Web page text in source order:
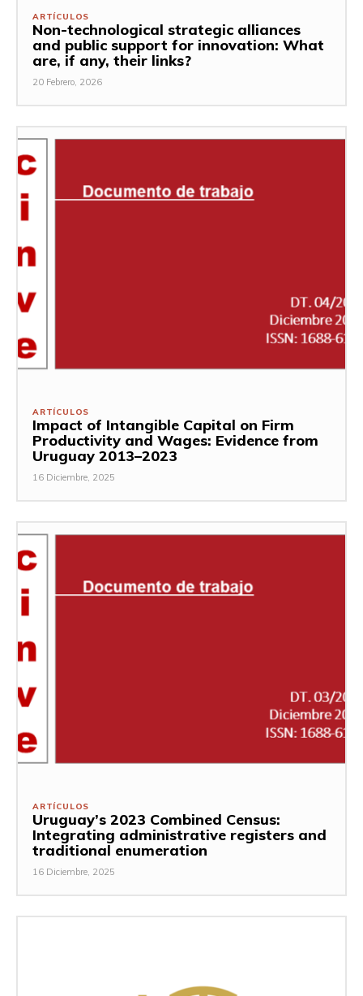
ARTÍCULOS
Non-technological strategic alliances
and public support for innovation: What
are, if any, their links?
20 Febrero, 2026
ARTÍCULOS
Impact of Intangible Capital on Firm
Productivity and Wages: Evidence from
Uruguay 2013–2023
16 Diciembre, 2025
ARTÍCULOS
Uruguay’s 2023 Combined Census:
Integrating administrative registers and
traditional enumeration
16 Diciembre, 2025